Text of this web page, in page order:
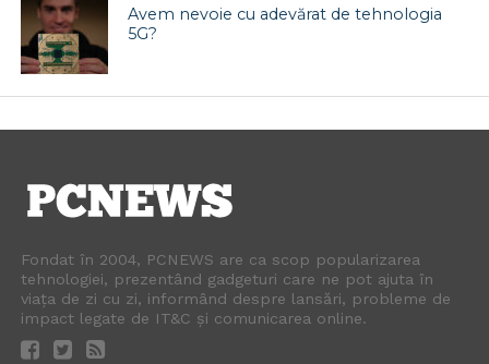
Avem nevoie cu adevărat de tehnologia
5G?
Fondat în 2004, PCNEWS are ca scop popularizarea
tehnologiei, prezentând gadgeturi care ne pot ajuta în
viața de zi cu zi, informând despre lansări, probleme de
impact legate de IT&C și comunicarea online.